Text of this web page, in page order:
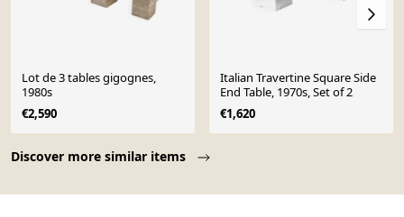
Discover more similar items
Lot de 3 tables gigognes,
1980s
€2,590
Italian Travertine Square Side
End Table, 1970s, Set of 2
€1,620